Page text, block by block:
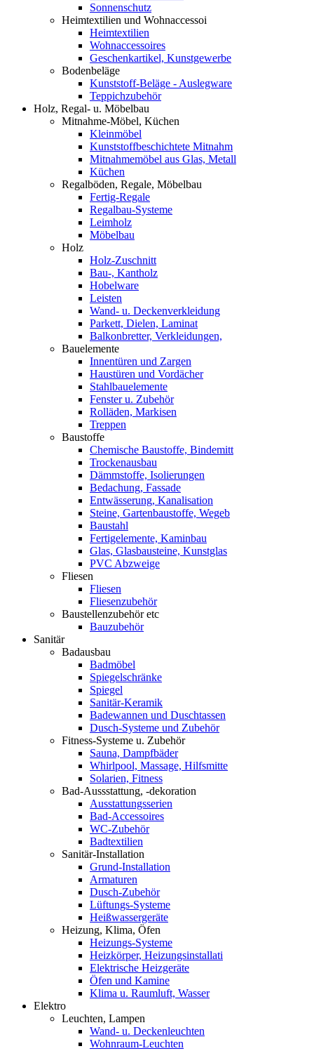
Sonnenschutz
Heimtextilien und Wohnaccessoi
Heimtextilien
Wohnaccessoires
Geschenkartikel, Kunstgewerbe
Bodenbeläge
Kunststoff-Beläge - Auslegware
Teppichzubehör
Holz, Regal- u. Möbelbau
Mitnahme-Möbel, Küchen
Kleinmöbel
Kunststoffbeschichtete Mitnahm
Mitnahmemöbel aus Glas, Metall
Küchen
Regalböden, Regale, Möbelbau
Fertig-Regale
Regalbau-Systeme
Leimholz
Möbelbau
Holz
Holz-Zuschnitt
Bau-, Kantholz
Hobelware
Leisten
Wand- u. Deckenverkleidung
Parkett, Dielen, Laminat
Balkonbretter, Verkleidungen,
Bauelemente
Innentüren und Zargen
Haustüren und Vordächer
Stahlbauelemente
Fenster u. Zubehör
Rolläden, Markisen
Treppen
Baustoffe
Chemische Baustoffe, Bindemitt
Trockenausbau
Dämmstoffe, Isolierungen
Bedachung, Fassade
Entwässerung, Kanalisation
Steine, Gartenbaustoffe, Wegeb
Baustahl
Fertigelemente, Kaminbau
Glas, Glasbausteine, Kunstglas
PVC Abzweige
Fliesen
Fliesen
Fliesenzubehör
Baustellenzubehör etc
Bauzubehör
Sanitär
Badausbau
Badmöbel
Spiegelschränke
Spiegel
Sanitär-Keramik
Badewannen und Duschtassen
Dusch-Systeme und Zubehör
Fitness-Systeme u. Zubehör
Sauna, Dampfbäder
Whirlpool, Massage, Hilfsmitte
Solarien, Fitness
Bad-Aussstattung, -dekoration
Ausstattungsserien
Bad-Accessoires
WC-Zubehör
Badtextilien
Sanitär-Installation
Grund-Installation
Armaturen
Dusch-Zubehör
Lüftungs-Systeme
Heißwassergeräte
Heizung, Klima, Öfen
Heizungs-Systeme
Heizkörper, Heizungsinstallati
Elektrische Heizgeräte
Öfen und Kamine
Klima u. Raumluft, Wasser
Elektro
Leuchten, Lampen
Wand- u. Deckenleuchten
Wohnraum-Leuchten